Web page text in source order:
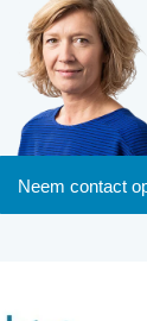
Neem contact